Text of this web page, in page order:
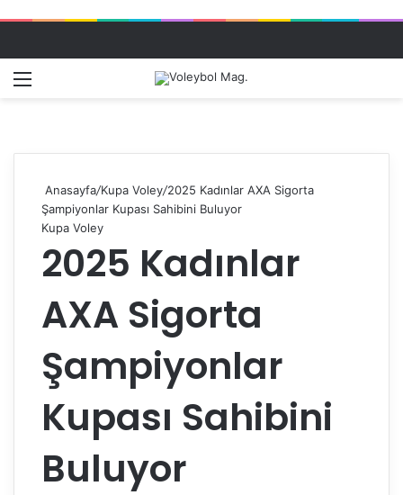
Anasayfa/Kupa Voley/2025 Kadınlar AXA Sigorta
Şampiyonlar Kupası Sahibini Buluyor
Kupa Voley
2025 Kadınlar
AXA Sigorta
Şampiyonlar
Kupası Sahibini
Buluyor